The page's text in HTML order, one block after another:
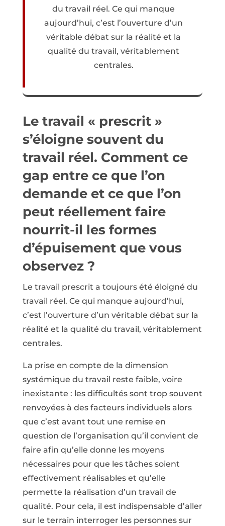
du travail réel. Ce qui manque
aujourd’hui, c’est l’ouverture d’un
véritable débat sur la réalité et la
qualité du travail, véritablement
centrales.
Le travail « prescrit »
s’éloigne souvent du
travail réel. Comment ce
gap entre ce que l’on
demande et ce que l’on
peut réellement faire
nourrit-il les formes
d’épui­sement que vous
observez ?
Le travail prescrit a toujours été éloigné du
travail réel. Ce qui manque aujourd’hui,
c’est l’ouverture d’un véritable débat sur la
réalité et la qualité du travail, véritablement
centrales.
La prise en compte de la dimension
systémique du travail reste faible, voire
inexistante : les difficultés sont trop souvent
renvoyées à des facteurs individuels alors
que c’est avant tout une remise en
question de l’organisation qu’il convient de
faire afin qu’elle donne les moyens
nécessaires pour que les tâches soient
effectivement réalisables et qu’elle
permette la réalisation d’un travail de
qualité. Pour cela, il est indispensable d’aller
sur le terrain interroger les personnes sur